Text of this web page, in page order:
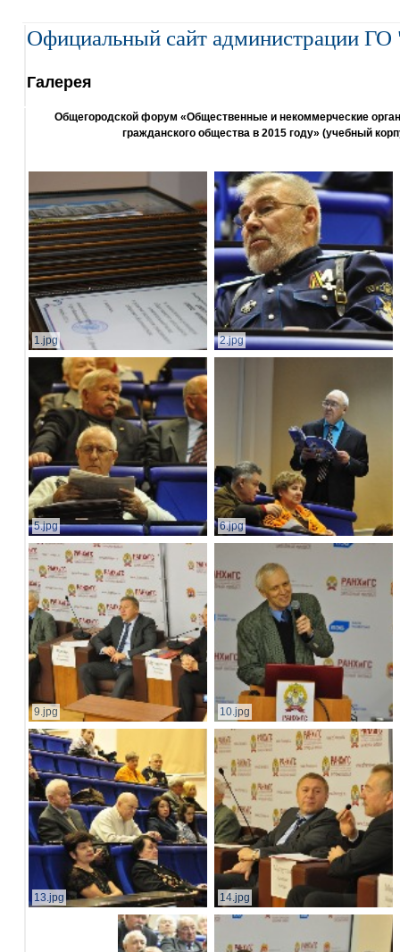
Официальный сайт администрации ГО
Галерея
Общегородской форум «Общественные и некоммерческие
гражданского общества в 2015 году» (учебный
1.jpg 2.jpg
5.jpg 6.jpg
9.jpg 10.jpg
13.jpg 14.jpg